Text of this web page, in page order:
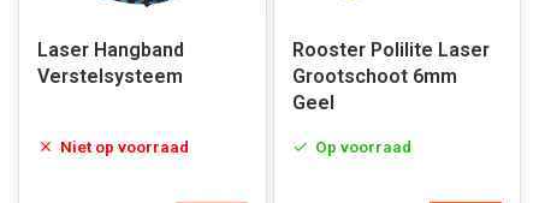
Laser Hangband
Verstelsysteem
Niet op voorraad
Rooster Polilite Laser
Grootschoot 6mm
Geel
Op voorraad